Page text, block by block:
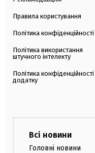
Правила користування
Політика конфіденційності
Політика використання
штучного інтелекту
Політика конфіденційності
додатку
Всі новини
Головні новини